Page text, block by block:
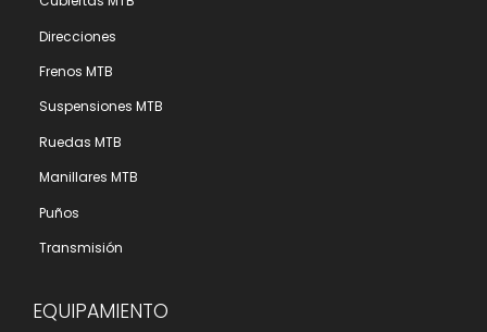
Direcciones
Frenos MTB
Suspensiones MTB
Ruedas MTB
Manillares MTB
Puños
Transmisión
EQUIPAMIENTO